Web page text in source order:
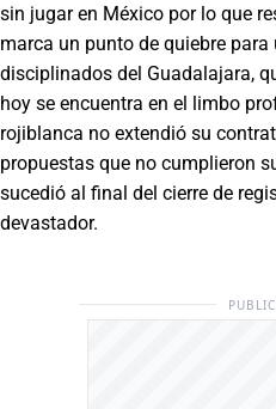
sin jugar en México por lo que
marca un punto de quiebre
disciplinados del Guadalajara,
hoy se encuentra en el limbo
rojiblanca no extendió su
propuestas que no cumplieron
sucedió al final del cierre de
devastador.